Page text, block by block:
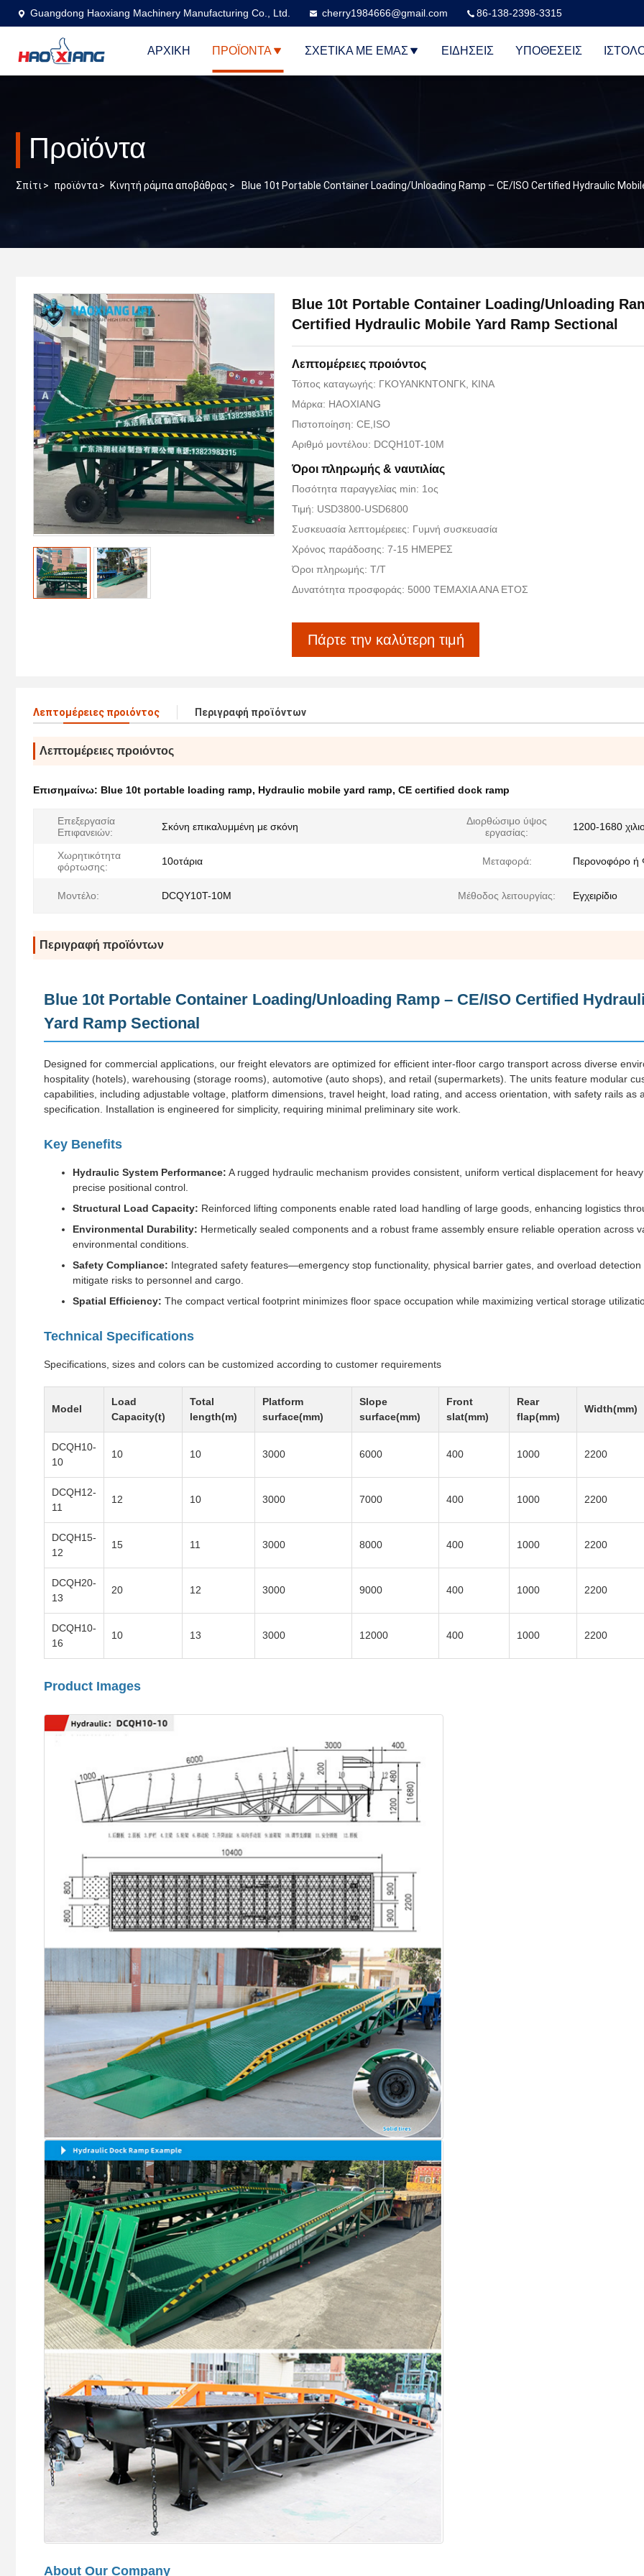
Guangdong Haoxiang Machinery Manufacturing Co., Ltd. cherry1984666@gmail.com 86-138-2398-3315
ΑΡΧΙΚΉ ΠΡΟΪΌΝΤΑ ΣΧΕΤΙΚΆ ΜΕ ΕΜΆΣ ΕΙΔΉΣΕΙΣ ΥΠΟΘΈΣΕΙΣ
Προϊόντα
Σπίτι> προϊόντα> Κινητή ράμπα αποβάθρας > Blue 10t Portable Container Loading/Unloading Ramp – CE/ISO Certified Hydraulic
Blue 10t Portable Container Loading/Unloading
Certified Hydraulic Mobile Yard Ramp Sectional
Λεπτομέρειες προιόντος
Τόπος καταγωγής: ΓΚΟΥΑΝΚΝΤΟΝΓΚ, ΚΙΝΑ
Μάρκα: HAOXIANG
Πιστοποίηση: CE,ISO
Αριθμό μοντέλου: DCQH10T-10M
Όροι πληρωμής & ναυτιλίας
Ποσότητα παραγγελίας min: 1ος
Τιμή: USD3800-USD6800
Συσκευασία λεπτομέρειες: Γυμνή συσκευασία
Χρόνος παράδοσης: 7-15 ΗΜΕΡΕΣ
Όροι πληρωμής: T/T
Δυνατότητα προσφοράς: 5000 ΤΕΜΑΧΙΑ ΑΝΑ ΕΤΟΣ
Πάρτε την καλύτερη τιμή
Λεπτομέρειες προιόντος Περιγραφή προϊόντων
Λεπτομέρειες προιόντος
Επισημαίνω: Blue 10t portable loading ramp, Hydraulic mobile yard ramp, CE certified dock ramp
Επεξεργασία
Επιφανειών:
Σκόνη επικαλυμμένη με σκόνη
Διορθώσιμο ύψος
εργασίας:
1200-1680
Χωρητικότητα
φόρτωσης:
10οτάρια Μεταφορά: Περονοφόρο ή
Μοντέλο: DCQY10T-10M Μέθοδος λειτουργίας: Εγχειρίδιο
Περιγραφή προϊόντων
Blue 10t Portable Container Loading/Unloading Ramp – CE/ISO Certified
Yard Ramp Sectional
Designed for commercial applications, our freight elevators are optimized for efficient inter-floor cargo transport across diverse
hospitality (hotels), warehousing (storage rooms), automotive (auto shops), and retail (supermarkets). The units feature modular
capabilities, including adjustable voltage, platform dimensions, travel height, load rating, and access orientation, with safety rails as
specification. Installation is engineered for simplicity, requiring minimal preliminary site work.
Key Benefits
Hydraulic System Performance: A rugged hydraulic mechanism provides consistent, uniform vertical displacement for
precise positional control.
Structural Load Capacity: Reinforced lifting components enable rated load handling of large goods, enhancing logistics
Environmental Durability: Hermetically sealed components and a robust frame assembly ensure reliable operation across
environmental conditions.
Safety Compliance: Integrated safety features—emergency stop functionality, physical barrier gates, and overload
mitigate risks to personnel and cargo.
Spatial Efficiency: The compact vertical footprint minimizes floor space occupation while maximizing vertical storage
Technical Specifications
Specifications, sizes and colors can be customized according to customer requirements
Model
Load
Capacity(t)
Total
length(m)
Platform
surface(mm)
Slope
surface(mm)
Front
slat(mm)
Rear
flap(mm)
Width(mm)
DCQH10-
10
10 10 3000 6000 400 1000 2200
DCQH12-
11
12 10 3000 7000 400 1000 2200
DCQH15-
12
15 11 3000 8000 400 1000 2200
DCQH20-
13
20 12 3000 9000 400 1000 2200
DCQH10-
16
10 13 3000 12000 400 1000 2200
Product Images
About Our Company